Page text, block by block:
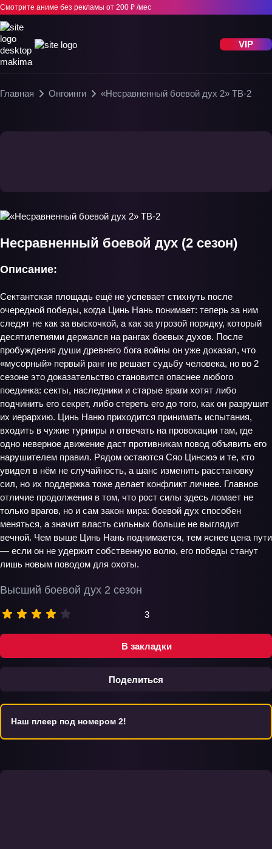
Смотрите аниме без рекламы от 200 ₽ /мес
VIP
Главная Онгоинги «Несравненный боевой дух 2» ТВ-2
В закладки
Поделиться
Несравненный боевой дух (2 сезон)
Высший боевой дух 2 сезон
3
Описание:
Сектантская площадь ещё не успевает стихнуть после
очередной победы, когда Цинь Нань понимает: теперь за ним
следят не как за выскочкой, а как за угрозой порядку, который
десятилетиями держался на рангах боевых духов. После
пробуждения души древнего бога войны он уже доказал, что
«мусорный» первый ранг не решает судьбу человека, но во 2
сезоне это доказательство становится опаснее любого
поединка: секты, наследники и старые враги хотят либо
подчинить его секрет, либо стереть его до того, как он разрушит
их иерархию. Цинь Наню приходится принимать испытания,
входить в чужие турниры и отвечать на провокации там, где
одно неверное движение даст противникам повод объявить его
нарушителем правил. Рядом остаются Сяо Цинсюэ и те, кто
увидел в нём не случайность, а шанс изменить расстановку
сил, но их поддержка тоже делает конфликт личнее. Главное
отличие продолжения в том, что рост силы здесь ломает не
только врагов, но и сам закон мира: боевой дух способен
меняться, а значит власть сильных больше не выглядит
вечной. Чем выше Цинь Нань поднимается, тем яснее цена пути
— если он не удержит собственную волю, его победы станут
лишь новым поводом для охоты.
Наш плеер под номером 2!